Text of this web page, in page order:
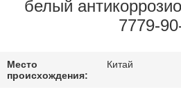
ЗАВОДУ
КАЧЕСТВА
белый
7779-
Место
происхождения:
Китай